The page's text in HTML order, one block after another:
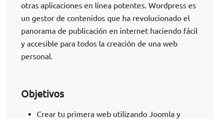
otras aplicaciones en línea potentes. Wordpress es
un gestor de contenidos que ha revolucionado el
panorama de publicación en internet haciendo fácil
y accesible para todos la creación de una web
personal.
Objetivos
Crear tu primera web utilizando Joomla y